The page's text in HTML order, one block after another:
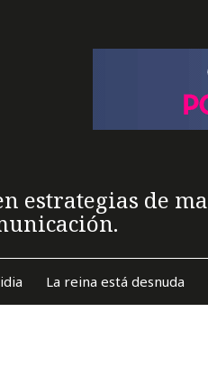
estrategias de
La reina está desnuda